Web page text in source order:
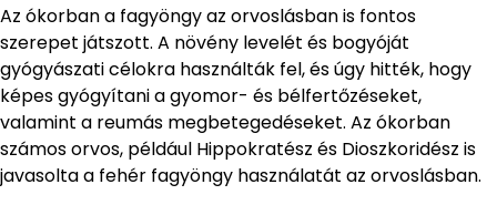
Az ókorban a fagyöngy az orvoslásban is fontos
szerepet játszott. A növény levelét és bogyóját
gyógyászati célokra használták fel, és úgy hitték, hogy
képes gyógyítani a gyomor- és bélfertőzéseket,
valamint a reumás megbetegedéseket. Az ókorban
számos orvos, például Hippokratész és Dioszkoridész is
javasolta a fehér fagyöngy használatát az orvoslásban.